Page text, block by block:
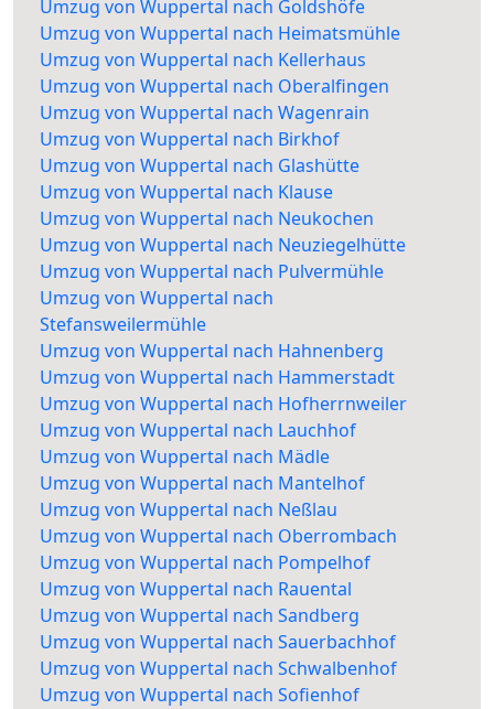
Umzug von Wuppertal nach Goldshöfe
Umzug von Wuppertal nach Heimatsmühle
Umzug von Wuppertal nach Kellerhaus
Umzug von Wuppertal nach Oberalfingen
Umzug von Wuppertal nach Wagenrain
Umzug von Wuppertal nach Birkhof
Umzug von Wuppertal nach Glashütte
Umzug von Wuppertal nach Klause
Umzug von Wuppertal nach Neukochen
Umzug von Wuppertal nach Neuziegelhütte
Umzug von Wuppertal nach Pulvermühle
Umzug von Wuppertal nach
Stefansweilermühle
Umzug von Wuppertal nach Hahnenberg
Umzug von Wuppertal nach Hammerstadt
Umzug von Wuppertal nach Hofherrnweiler
Umzug von Wuppertal nach Lauchhof
Umzug von Wuppertal nach Mädle
Umzug von Wuppertal nach Mantelhof
Umzug von Wuppertal nach Neßlau
Umzug von Wuppertal nach Oberrombach
Umzug von Wuppertal nach Pompelhof
Umzug von Wuppertal nach Rauental
Umzug von Wuppertal nach Sandberg
Umzug von Wuppertal nach Sauerbachhof
Umzug von Wuppertal nach Schwalbenhof
Umzug von Wuppertal nach Sofienhof